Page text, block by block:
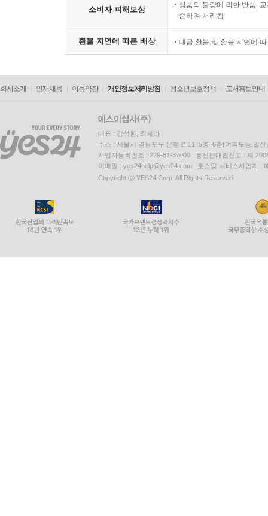
소비자 피해보상
상품의 불량에 의한 반품,
준하여 처리됨
환불 지연에 따른 배상 대금 환불 및 환불 지연에
회사소개 인재채용 이용약관 개인정보처리방침 청소년보호정책 도서홍보안내
대표 : 김석환, 최세라
주소 : 서울시 영등포구 은행로 11, 5층~6층(여의도동,일신
사업자등록번호 : 229-81-37000 통신판매업신고 : 제
이메일 : yes24help@yes24.com 호스팅 서비스사업자 :
Copyright ⓒ YES24 Corp. All Rights Reserved.